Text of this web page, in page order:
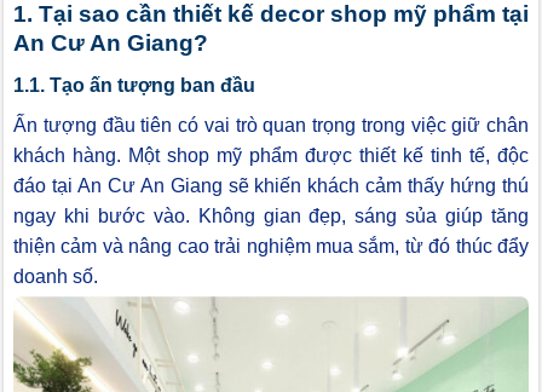
1. Tại sao cần thiết kế decor shop mỹ phẩm tại
An Cư An Giang?
1.1. Tạo ấn tượng ban đầu
Ấn tượng đầu tiên có vai trò quan trọng trong việc giữ chân
khách hàng. Một shop mỹ phẩm được thiết kế tinh tế, độc
đáo tại An Cư An Giang sẽ khiến khách cảm thấy hứng thú
ngay khi bước vào. Không gian đẹp, sáng sủa giúp tăng
thiện cảm và nâng cao trải nghiệm mua sắm, từ đó thúc đẩy
doanh số.